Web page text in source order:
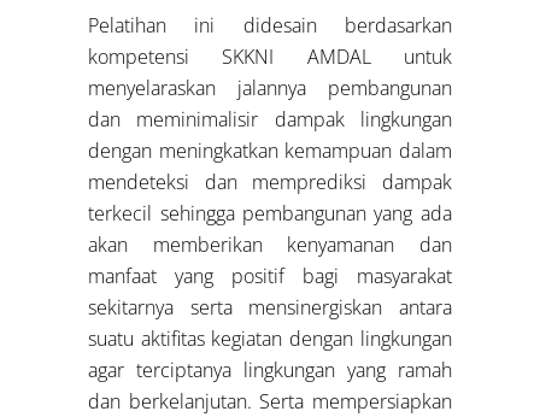
Pelatihan ini didesain berdasarkan
kompetensi SKKNI AMDAL untuk
menyelaraskan jalannya pembangunan
dan meminimalisir dampak lingkungan
dengan meningkatkan kemampuan dalam
mendeteksi dan memprediksi dampak
terkecil sehingga pembangunan yang ada
akan memberikan kenyamanan dan
manfaat yang positif bagi masyarakat
sekitarnya serta mensinergiskan antara
suatu aktifitas kegiatan dengan lingkungan
agar terciptanya lingkungan yang ramah
dan berkelanjutan. Serta mempersiapkan